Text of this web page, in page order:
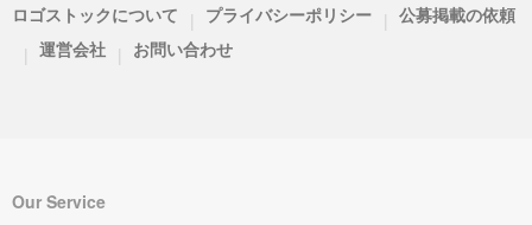
ロゴストックについて | プライバシーポリシー | 公募掲載の依頼
| 運営会社 | お問い合わせ
Our Service